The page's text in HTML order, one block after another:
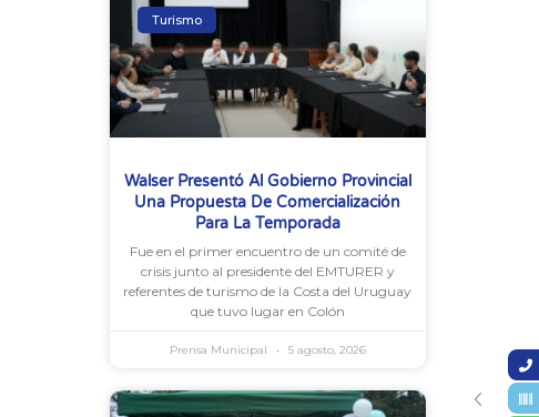
Turismo
Walser Presentó Al Gobierno Provincial
Una Propuesta De Comercialización
Para La Temporada
Fue en el primer encuentro de un comité de
crisis junto al presidente del EMTURER y
referentes de turismo de la Costa del Uruguay
que tuvo lugar en Colón
Prensa Municipal 5 agosto, 2026